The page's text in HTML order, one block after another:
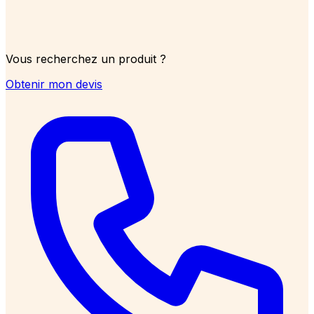
Vous recherchez un produit ?
Obtenir mon devis